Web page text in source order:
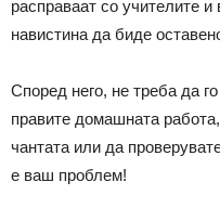
расправаат со учителите и
навистина да биде
Според него, не треба да
правите домашната
чантата или да
е ваш проблем!